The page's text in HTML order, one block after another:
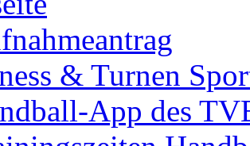
& Turnen
App des